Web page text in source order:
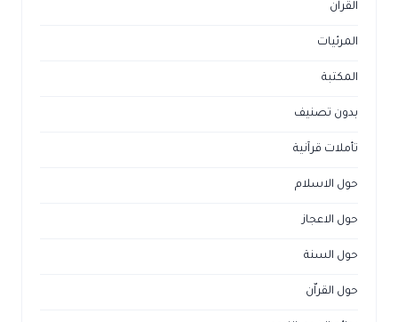
القرآن
المرئيات
المكتبة
بدون تصنيف
تأملات قرآنية
حول الاسلام
حول الاعجاز
حول السنة
حول القراّن